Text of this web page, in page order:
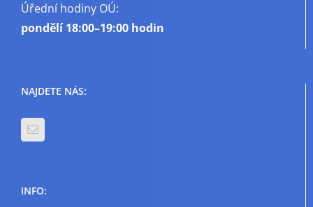
Úřední hodiny OÚ:
pondělí18:00–19:00 hodin
NAJDETE NÁS:
INFO: